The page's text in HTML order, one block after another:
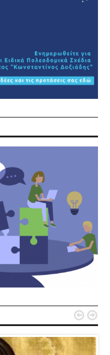
 